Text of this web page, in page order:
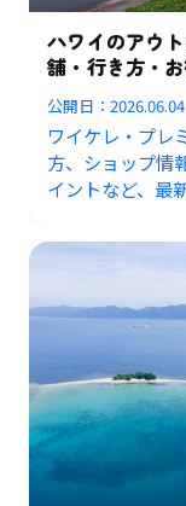
ハワイのアウ
舗・行き方・お
公開日：2026.06.04
ワイケレ・プレ
方、ショップ情
イントなど、最